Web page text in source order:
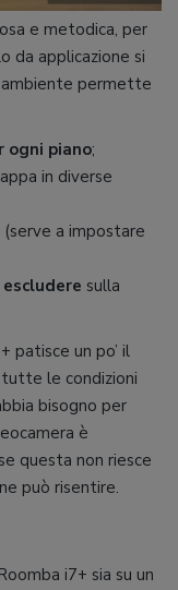
e metodica, per
da applicazione si
permette
ogni piano;
in diverse
(serve a impostare
sulla
patisce un po’ il
le condizioni
bisogno per
è
questa non riesce
può risentire.
i7+ sia su un